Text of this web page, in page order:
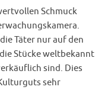
Schmuck
Täter nur auf den
Stücke weltbekannt
sind. Dies
sehr